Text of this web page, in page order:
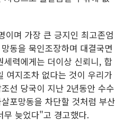
이며 가장 큰 긍지인 최고존엄
동을 묵인조장하며 대결국면
력에게는 더이상 신뢰니, 합
여지조차 없다는 것이 우리가
선 당국이 지난 2년동안 수수
포망동을 차단할 것처럼 부산
무 늦었다"고 경고했다.